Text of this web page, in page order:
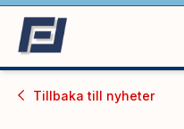
Tillbaka till nyheter